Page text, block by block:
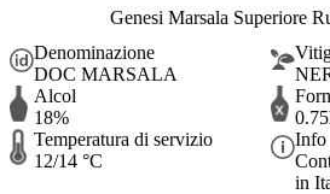
Genesi Marsala Superiore
Denominazione
DOC MARSALA
Alcol
18%
Temperatura di servizio
12/14 °C
Info
in